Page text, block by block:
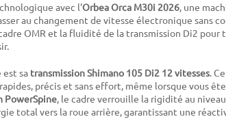
avec l'Orbea Orca M30i 2026, une
au changement de vitesse électronique sans
OMR et la fluidité de la transmission Di2 pour
sa transmission Shimano 105 Di2 12 vitesses.
précis et sans effort, même lorsque vous
PowerSpine, le cadre verrouille la rigidité au
total vers la roue arrière, garantissant une